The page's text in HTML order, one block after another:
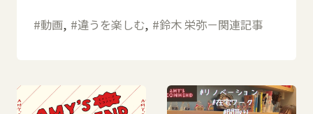
動画 違うを楽しむ 鈴木 栄弥－関連記事